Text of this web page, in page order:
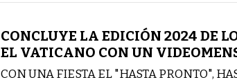
CONCLUYE LA EDICIÓN 2024 DE
EL VATICANO CON UN
CON UNA FIESTA EL "HASTA PRONTO",